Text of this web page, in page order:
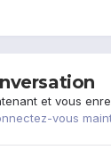
et vous
vous